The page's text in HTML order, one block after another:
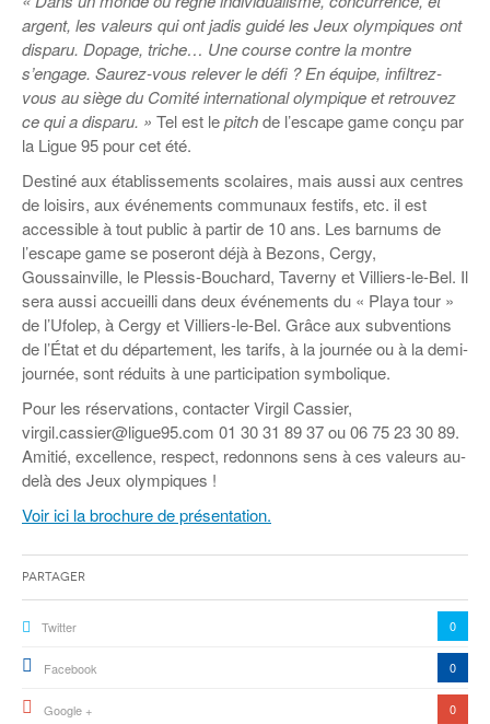
Malle pédagogique « Parcours d’exils
d’hier et d’aujourd’hui »
Espace bénévoles
Story play’r
La ligue 95 et Recyclivre
Lutte contre l’illettrisme
Education aux médias
Les veilleurs de l’info
Education verte
Formation Eco-délégué.es
Actualité Ecole
… Formations BAFD
Pour s’inscrire
Actualités loisirs
argent, les valeurs qui ont jadis guidé les Jeux olympiques ont
disparu. Dopage, triche… Une course contre la montre
s’engage. Saurez-vous relever le défi ? En équipe, infiltrez-
vous au siège du Comité international olympique et retrouvez
ce qui a disparu. » Tel est lepitchde l’escape game conçu par
la Ligue 95 pour cet été.
Destiné aux établissements scolaires, mais aussi aux centres
de loisirs, aux événements communaux festifs, etc. il est
accessible à tout public à partir de 10 ans. Les barnums de
l’escape game se poseront déjà à Bezons, Cergy,
Goussainville, le Plessis-Bouchard, Taverny et Villiers-le-Bel. Il
sera aussi accueilli dans deux événements du « Playa tour »
de l’Ufolep, à Cergy et Villiers-le-Bel. Grâce aux subventions
de l’État et du département, les tarifs, à la journée ou à la demi-
journée, sont réduits à une participation symbolique.
Pour les réservations, contacter Virgil Cassier,
virgil.cassier@ligue95.com 01 30 31 89 37 ou 06 75 23 30 89.
Amitié, excellence, respect, redonnons sens à ces valeurs au-
delà des Jeux olympiques !
Voir ici la brochure de présentation.
Partager
Twitter 0
Facebook 0
Google + 0